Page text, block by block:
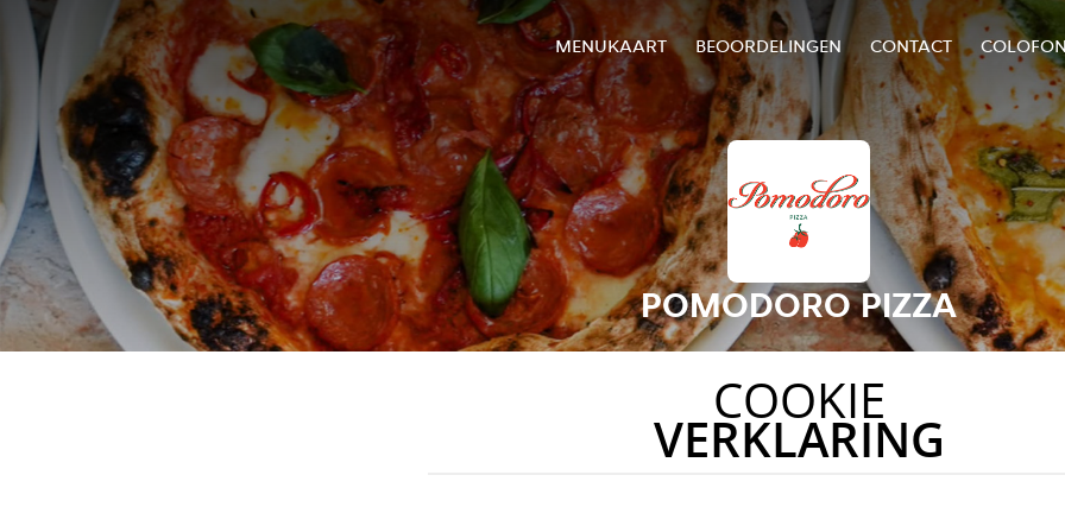
MENUKAART BEOORDELINGEN CONTACT
POMODORO PIZZA
COOKIE
VERKLARING